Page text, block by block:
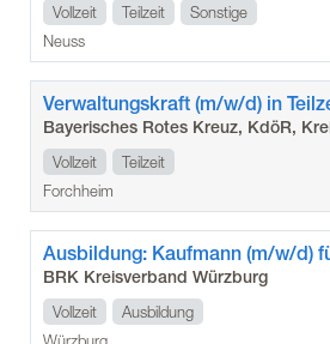
Vollzeit
Teilzeit
Sonstige
Neuss
Vollzeit
Teilzeit
Forchheim
BRK Kreisverband Würzburg
Vollzeit
Ausbildung